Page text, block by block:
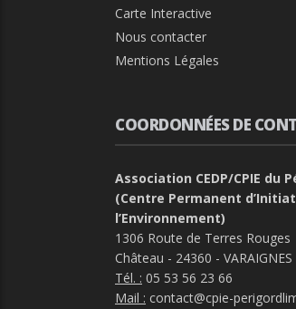
Carte Interactive
Nous contacter
Mentions Légales
COORDONNÉES DE
Association CEDP/CPIE du
(Centre Permanent
l’Environnement)
1306 Route de Terres Rouges
Château - 24360 - VARAIGNES
Tél. : 05 53 56 23 66
Mail : contact@cpie-